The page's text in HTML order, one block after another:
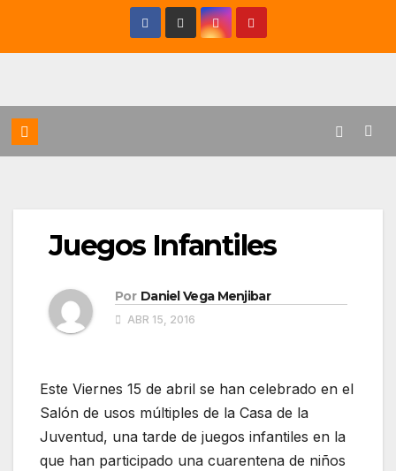
Juegos Infantiles
Por Daniel Vega Menjibar
ABR 15, 2016
Este Viernes 15 de abril se han celebrado en el
Salón de usos múltiples de la Casa de la
Juventud, una tarde de juegos infantiles en la
que han participado una cuarentena de niños